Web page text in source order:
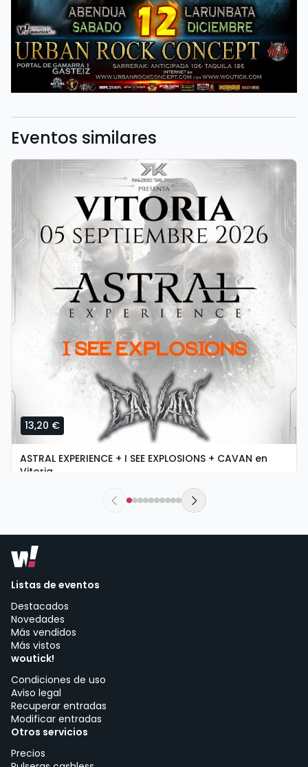
Eventos similares
13,20 €
ASTRAL EXPERIENCE + I SEE EXPLOSIONS + CAVAN en
Vitoria
Urban Rock Concept | Vitoria-Gasteiz
Listas de eventos
Destacados
Novedades
Más vendidos
Más vistos
woutick!
Condiciones de uso
Aviso legal
Recuperar entradas
Modificar entradas
Otros servicios
Precios